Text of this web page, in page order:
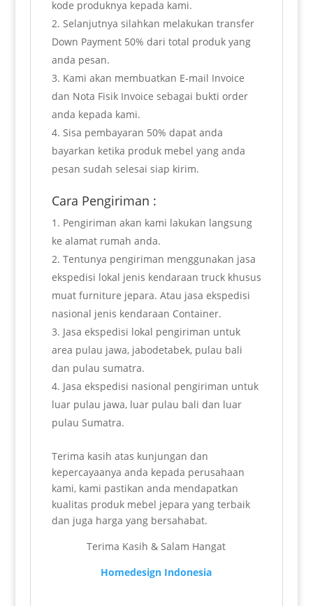
kode produknya kepada kami.
Selanjutnya silahkan melakukan transfer
Down Payment 50% dari total produk yang
anda pesan.
Kami akan membuatkan E-mail Invoice
dan Nota Fisik Invoice sebagai bukti order
anda kepada kami.
Sisa pembayaran 50% dapat anda
bayarkan ketika produk mebel yang anda
pesan sudah selesai siap kirim.
Cara Pengiriman :
Pengiriman akan kami lakukan langsung
ke alamat rumah anda.
Tentunya pengiriman menggunakan jasa
ekspedisi lokal jenis kendaraan truck khusus
muat furniture jepara. Atau jasa ekspedisi
nasional jenis kendaraan Container.
Jasa ekspedisi lokal pengiriman untuk
area pulau jawa, jabodetabek, pulau bali
dan pulau sumatra.
Jasa ekspedisi nasional pengiriman untuk
luar pulau jawa, luar pulau bali dan luar
pulau Sumatra.
Terima kasih atas kunjungan dan
kepercayaanya anda kepada perusahaan
kami, kami pastikan anda mendapatkan
kualitas produk mebel jepara yang terbaik
dan juga harga yang bersahabat.
Terima Kasih & Salam Hangat
Homedesign Indonesia